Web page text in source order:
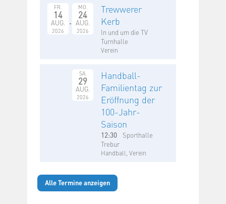
FR.
14
AUG.
2026
MO.
24
AUG.
2026
Trewwerer
Kerb
In und um die TV
Turnhalle
Verein
SA.
29
AUG.
2026
Handball-
Familientag zur
Eröffnung der
100-Jahr-
Saison
12:30
Sporthalle
Trebur
Handball, Verein
Alle Termine anzeigen